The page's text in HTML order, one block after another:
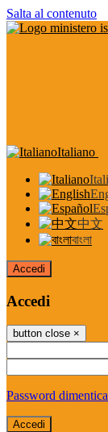
Salta al contenuto
Italiano
中文
বাংলা
Accedi
Accedi
button close ×
Password